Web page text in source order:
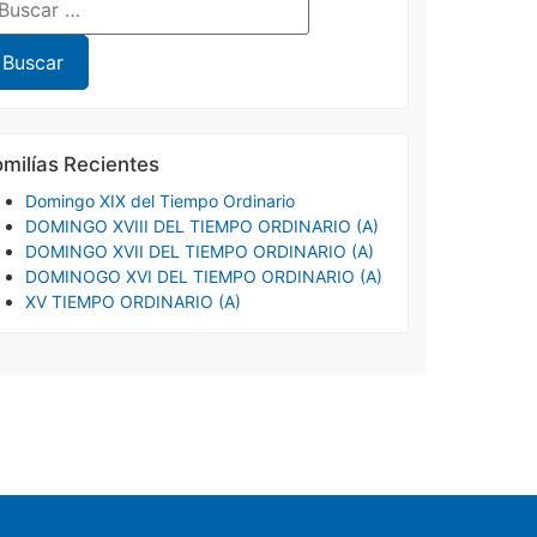
Recientes
Domingo XIX del Tiempo Ordinario
DOMINGO XVIII DEL TIEMPO ORDINARIO (A)
DOMINGO XVII DEL TIEMPO ORDINARIO (A)
DOMINOGO XVI DEL TIEMPO ORDINARIO (A)
XV TIEMPO ORDINARIO (A)